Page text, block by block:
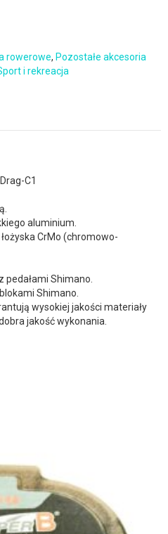
rowerowe, Pozostałe akcesoria
i rekreacja
C1
aluminium.
CrMo (chromowo-
Shimano.
Shimano.
wysokiej jakości materiały
jakość wykonania.